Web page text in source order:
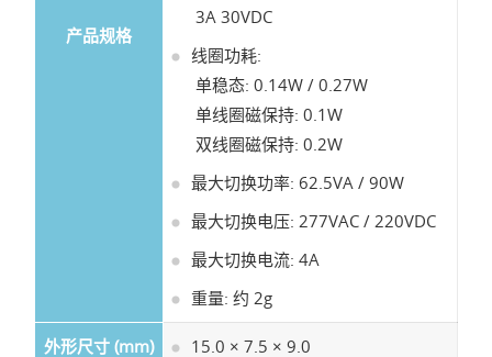
产品规格
3A 30VDC
线圈功耗:
单稳态: 0.14W / 0.27W
单线圈磁保持: 0.1W
双线圈磁保持: 0.2W
最大切换功率: 62.5VA / 90W
最大切换电压: 277VAC / 220VDC
最大切换电流: 4A
重量: 约 2g
外形尺寸 (mm) 15.0 × 7.5 × 9.0